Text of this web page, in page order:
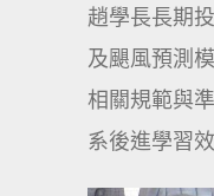
趙學長長期
及颶風預測
相關規範與
系後進學習